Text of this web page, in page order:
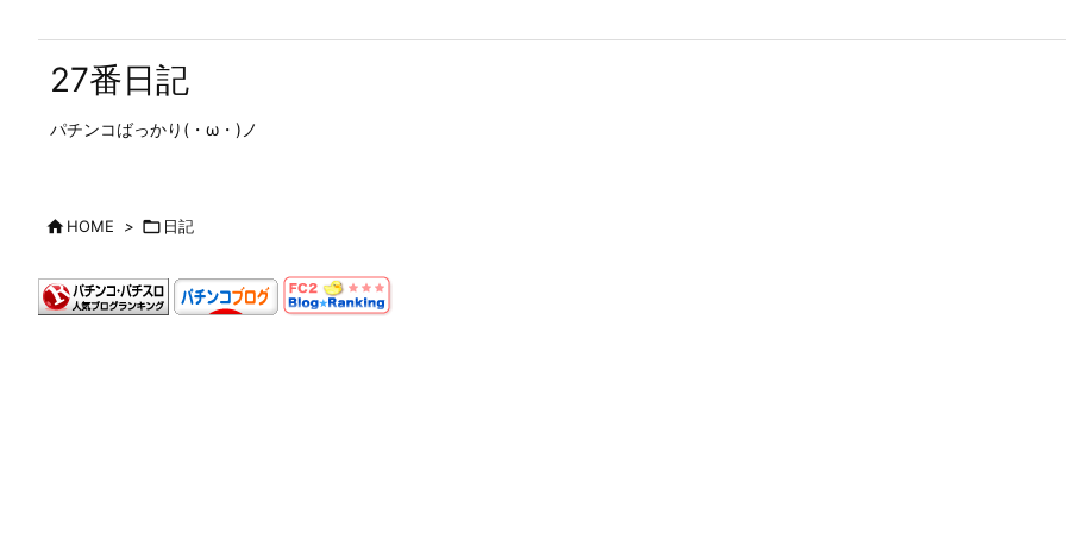
27番日記
パチンコばっかり(・ω・)ノ
HOME >  日記